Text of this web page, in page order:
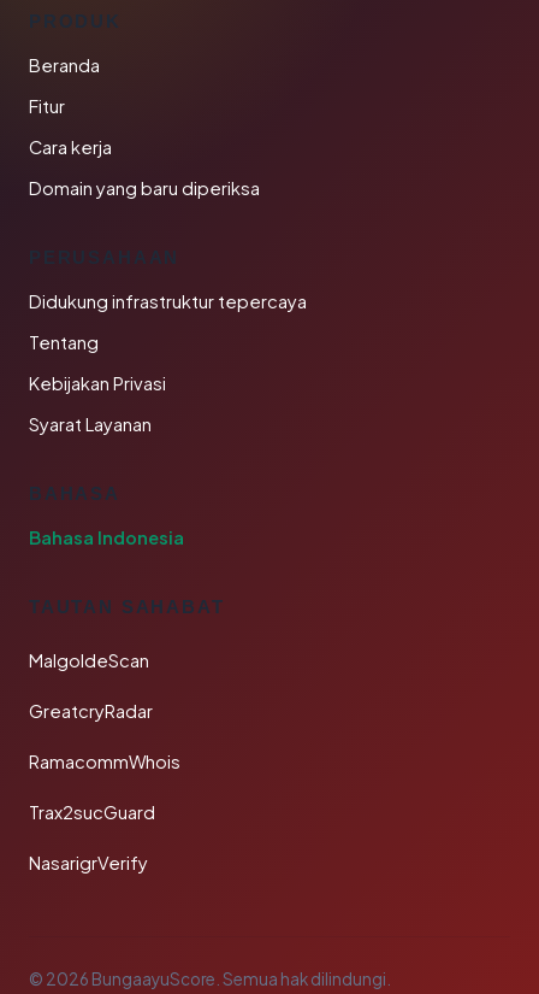
PRODUK
Beranda
Fitur
Cara kerja
Domain yang baru diperiksa
PERUSAHAAN
Didukung infrastruktur tepercaya
Tentang
Kebijakan Privasi
Syarat Layanan
BAHASA
Bahasa Indonesia
TAUTAN SAHABAT
MalgoldeScan
GreatcryRadar
RamacommWhois
Trax2sucGuard
NasarigrVerify
© 2026 BungaayuScore. Semua hak dilindungi.